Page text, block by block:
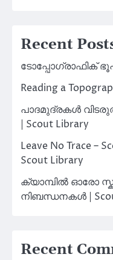
Recent
ടോപ്പോഗ്രാഫിക്
Reading a
പാദമുദ്രകൾ
| Scout Library
Leave No Trace –
Scout Library
ക്യാമ്പിൽ ഓരോ
നിബന്ധനകൾ |
Recent